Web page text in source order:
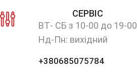
СЕРВІС
ВТ- СБ з 10-00 до 19-00
Нд-Пн: вихідний
+380685075784